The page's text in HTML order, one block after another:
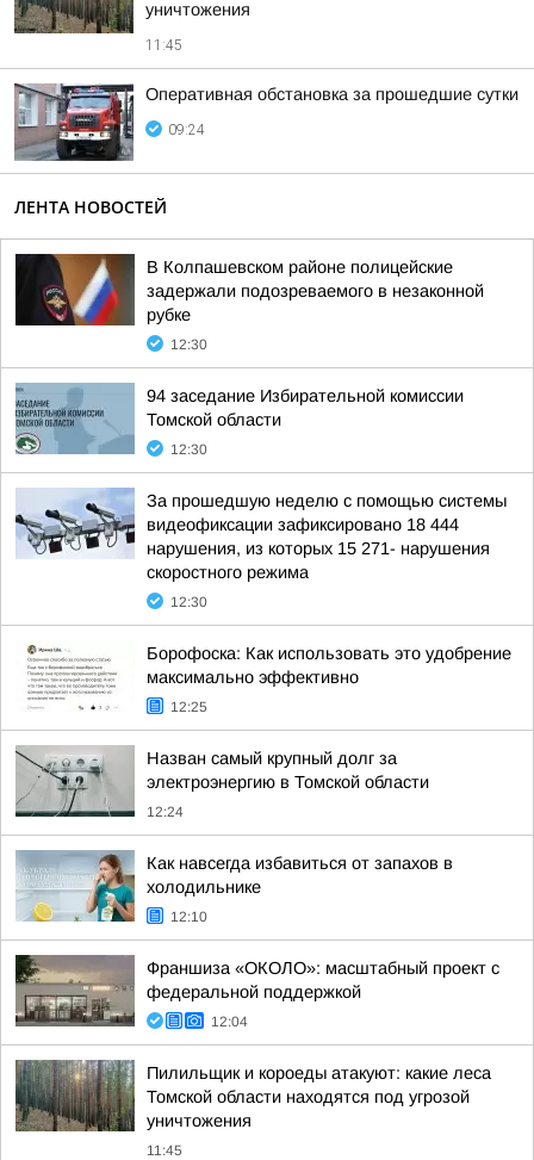
уничтожения
11:45
Оперативная обстановка за прошедшие сутки
09:24
ЛЕНТА НОВОСТЕЙ
В Колпашевском районе полицейские
задержали подозреваемого в незаконной
рубке
12:30
94 заседание Избирательной комиссии
Томской области
12:30
За прошедшую неделю с помощью системы
видеофиксации зафиксировано 18 444
нарушения, из которых 15 271- нарушения
скоростного режима
12:30
Борофоска: Как использовать это удобрение
максимально эффективно
12:25
Назван самый крупный долг за
электроэнергию в Томской области
12:24
Как навсегда избавиться от запахов в
холодильнике
12:10
Франшиза «ОКОЛО»: масштабный проект с
федеральной поддержкой
12:04
Пилильщик и короеды атакуют: какие леса
Томской области находятся под угрозой
уничтожения
11:45